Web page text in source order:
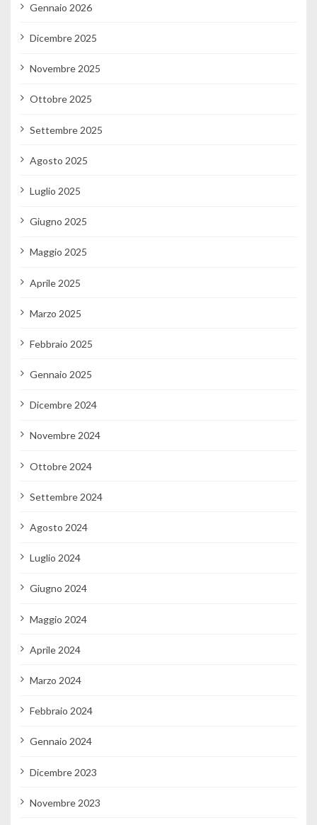
Gennaio 2026
Dicembre 2025
Novembre 2025
Ottobre 2025
Settembre 2025
Agosto 2025
Luglio 2025
Giugno 2025
Maggio 2025
Aprile 2025
Marzo 2025
Febbraio 2025
Gennaio 2025
Dicembre 2024
Novembre 2024
Ottobre 2024
Settembre 2024
Agosto 2024
Luglio 2024
Giugno 2024
Maggio 2024
Aprile 2024
Marzo 2024
Febbraio 2024
Gennaio 2024
Dicembre 2023
Novembre 2023